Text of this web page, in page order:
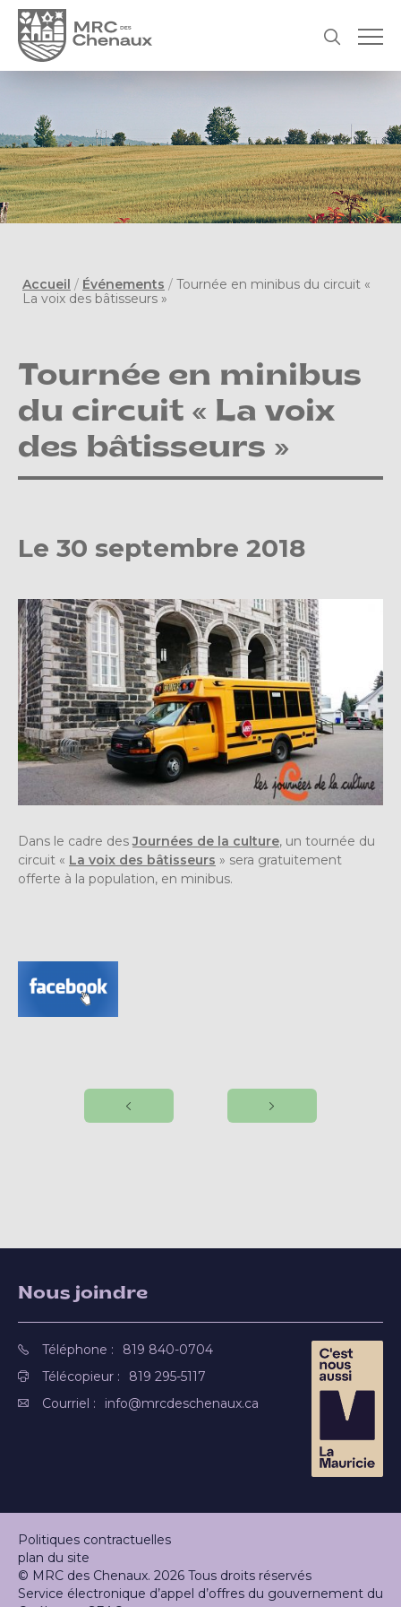
Accueil / Événements / Tournée en minibus du circuit «
La voix des bâtisseurs »
Tournée en minibus
du circuit « La voix
des bâtisseurs »
Le 30 septembre 2018
Dans le cadre desJournées de la culture, un tournée du
circuit « La voix des bâtisseurs » sera gratuitement
offerte à la population, en minibus.
Nous joindre
Téléphone :
819 840-0704
Télécopieur :
819 295-5117
Courriel :
info@mrcdeschenaux.ca
Politiques contractuelles
plan du site
© MRC des Chenaux. 2026 Tous droits réservés
Service électronique d’appel d’offres du gouvernement du